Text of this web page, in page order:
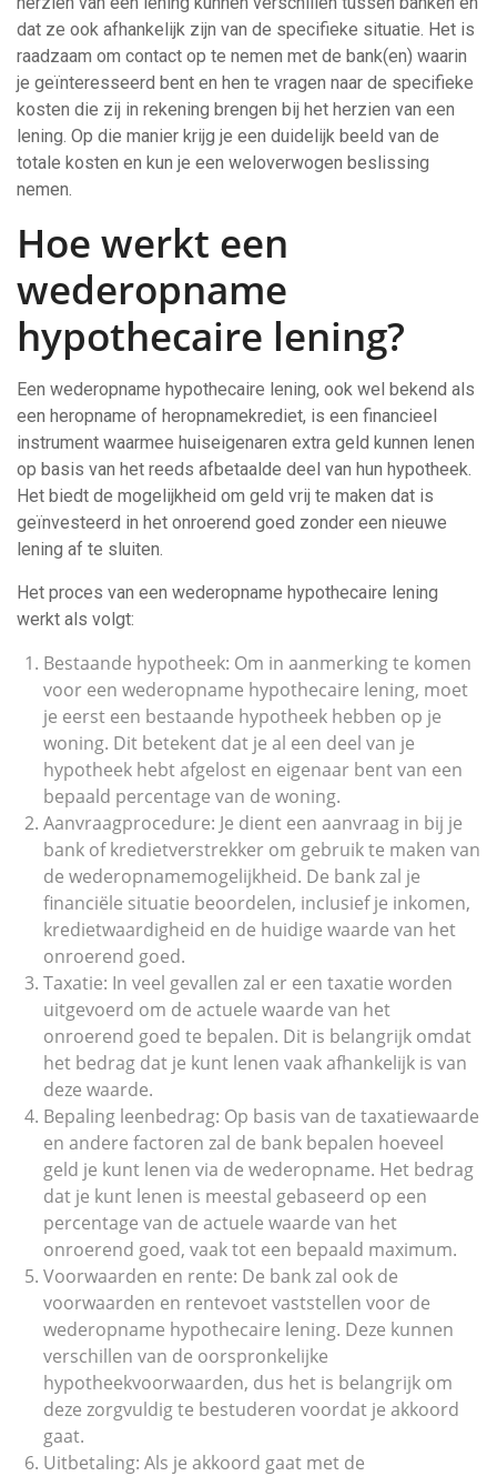
dat ze ook afhankelijk zijn van de specifieke situatie. Het is
raadzaam om contact op te nemen met de bank(en) waarin
je geïnteresseerd bent en hen te vragen naar de specifieke
kosten die zij in rekening brengen bij het herzien van een
lening. Op die manier krijg je een duidelijk beeld van de
totale kosten en kun je een weloverwogen beslissing
nemen.
Hoe werkt een
wederopname
hypothecaire lening?
Een wederopname hypothecaire lening, ook wel bekend als
een heropname of heropnamekrediet, is een financieel
instrument waarmee huiseigenaren extra geld kunnen lenen
op basis van het reeds afbetaalde deel van hun hypotheek.
Het biedt de mogelijkheid om geld vrij te maken dat is
geïnvesteerd in het onroerend goed zonder een nieuwe
lening af te sluiten.
Het proces van een wederopname hypothecaire lening
werkt als volgt:
Bestaande hypotheek: Om in aanmerking te komen
voor een wederopname hypothecaire lening, moet
je eerst een bestaande hypotheek hebben op je
woning. Dit betekent dat je al een deel van je
hypotheek hebt afgelost en eigenaar bent van een
bepaald percentage van de woning.
Aanvraagprocedure: Je dient een aanvraag in bij je
bank of kredietverstrekker om gebruik te maken van
de wederopnamemogelijkheid. De bank zal je
financiële situatie beoordelen, inclusief je inkomen,
kredietwaardigheid en de huidige waarde van het
onroerend goed.
Taxatie: In veel gevallen zal er een taxatie worden
uitgevoerd om de actuele waarde van het
onroerend goed te bepalen. Dit is belangrijk omdat
het bedrag dat je kunt lenen vaak afhankelijk is van
deze waarde.
Bepaling leenbedrag: Op basis van de taxatiewaarde
en andere factoren zal de bank bepalen hoeveel
geld je kunt lenen via de wederopname. Het bedrag
dat je kunt lenen is meestal gebaseerd op een
percentage van de actuele waarde van het
onroerend goed, vaak tot een bepaald maximum.
Voorwaarden en rente: De bank zal ook de
voorwaarden en rentevoet vaststellen voor de
wederopname hypothecaire lening. Deze kunnen
verschillen van de oorspronkelijke
hypotheekvoorwaarden, dus het is belangrijk om
deze zorgvuldig te bestuderen voordat je akkoord
gaat.
Uitbetaling: Als je akkoord gaat met de